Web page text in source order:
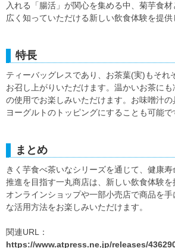
入れる「腸活」が関心を集める中、菊芋食
広く知っていただける新しい飲食体験を提供
特長
ティーバッグレスであり、お茶葉(実)もそれ
お召し上がりいただけます。温かいお茶に
の使用でお楽しみいただけます。お味噌汁
ヨーグルトのトッピングにすることも可能で
まとめ
きく芋食べ茶いなシリーズを通じて、健康
推進を目指す一丸商店は、新しい飲食体験
オンラインショップや一部小売店で商品を
な活用方法をお楽しみいただけます。
関連URL：
https://www.atpress.ne.jp/releases/